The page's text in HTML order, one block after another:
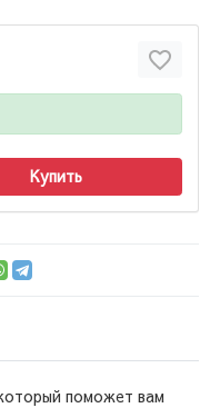
Купить
поможет вам